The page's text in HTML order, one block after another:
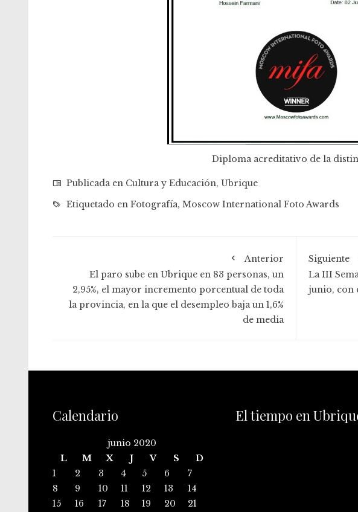
Diploma acreditativo de la
Publicada en Cultura y Educación, Ubrique
Etiquetado en Fotografía, Moscow International Foto Awards
Anterior
El paro sube en Ubrique en 83 personas, un
2,95%, el mayor incremento porcentual de toda
la provincia, en la que el desempleo baja un 1,6%
de media
Siguiente
La III
junio, con
Calendario
junio 2020
L
M X J V S
D
1
2 3 4 5 6
7
8
9 10 11 12 13
14
15
16 17 18 19 20 21
El tiempo en